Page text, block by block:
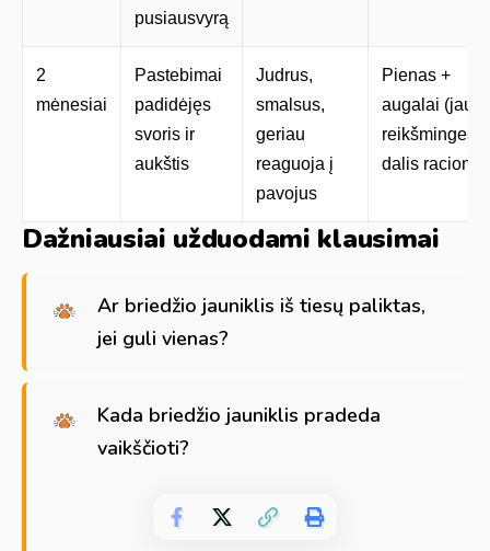
pusiausvyrą
2
mėnesiai
Pastebimai
padidėjęs
svoris ir
aukštis
Judrus,
smalsus,
geriau
reaguoja į
pavojus
Pienas +
augalai (jau
dalis racione)
Dažniausiai užduodami klausimai
Ar briedžio jauniklis iš tiesų paliktas,
jei guli vienas?
Kada briedžio jauniklis pradeda
vaikščioti?